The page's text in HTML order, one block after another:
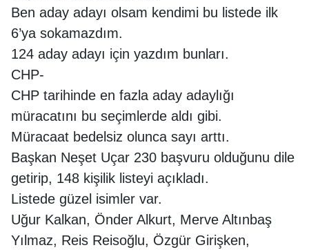
Ben aday adayı olsam kendimi bu listede ilk
6’ya sokamazdım.
124 aday adayı için yazdım bunları.
CHP-
CHP tarihinde en fazla aday adaylığı
müracatını bu seçimlerde aldı gibi.
Müracaat bedelsiz olunca sayı arttı.
Başkan Neşet Uçar 230 başvuru olduğunu dile
getirip, 148 kişilik listeyi açıkladı.
Listede güzel isimler var.
Uğur Kalkan, Önder Alkurt, Merve Altınbaş
Yılmaz, Reis Reisoğlu, Özgür Girişken,